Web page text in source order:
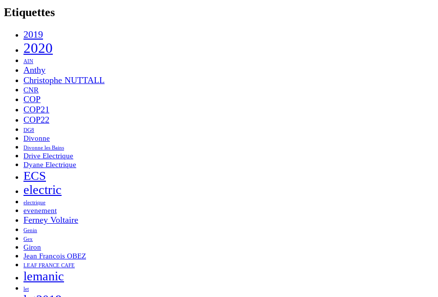
Etiquettes
2019
2020
AIN
Anthy
Christophe NUTTALL
CNR
COP
COP21
COP22
DG8
Divonne
Divonne les Bains
Drive Electrique
Dyane Electrique
ECS
electric
electrique
evenement
Ferney Voltaire
Genin
Gex
Giron
Jean Francois OBEZ
LEAF FRANCE CAFE
lemanic
let